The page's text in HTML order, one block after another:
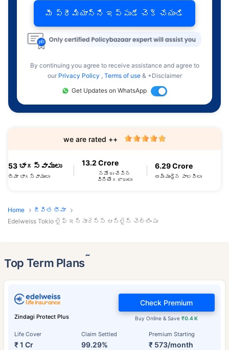
మీ ప్రీమియాన్ని ఇప్పుడే చెక్ చేయండి
By continuing you agree to receive assistance and agree to
our Privacy Policy , Terms of use & +Disclaimer
Get Updates on WhatsApp
53 భాగస్వాములు
బీమా భాగస్వాములు
13.2 Crore
నమోదు చేసిన
వినియోగదారులు
6.29 Crore
అమ్ముడైన పాలసీలు
we are rated ++
Home
జీవిత భీమా
Edelweiss Tokio లైఫ్ ఇన్సూరెన్స్ ఆన్‌లైన్ చెల్లింపు
Top Term Plans˜
Zindagi Protect Plus
Life Cover
₹ 1 Cr
Claim Settled
99.29%
Premium Starting
₹ 573/month
Buy Online & Save₹0.4 K
Check Premium